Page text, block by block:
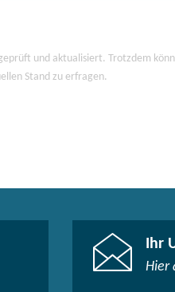
und aktualisiert. Trotzdem
Stand zu erfragen.
Ihr
Hier